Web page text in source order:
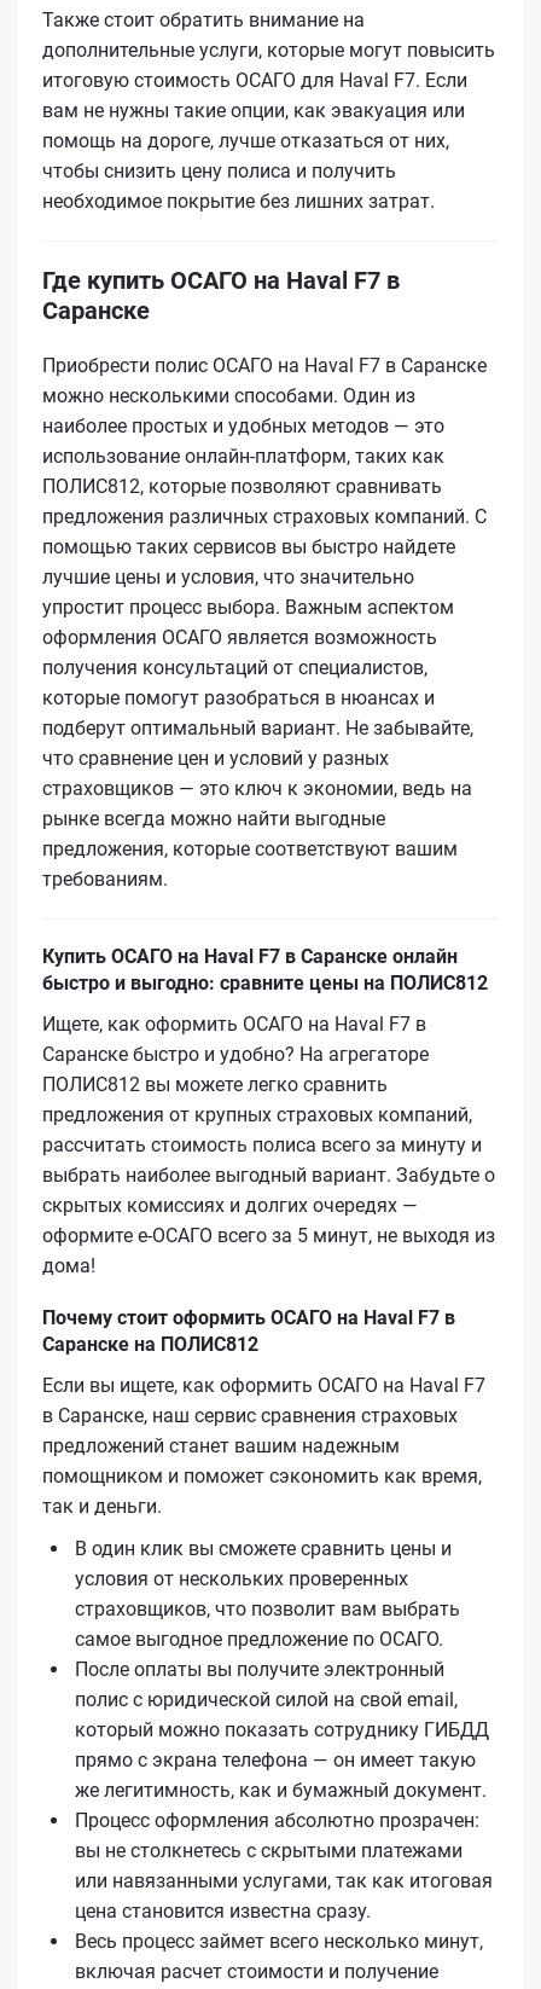
Также стоит обратить внимание на
дополнительные услуги, которые могут повысить
итоговую стоимость ОСАГО для Haval F7. Если
вам не нужны такие опции, как эвакуация или
помощь на дороге, лучше отказаться от них,
чтобы снизить цену полиса и получить
необходимое покрытие без лишних затрат.
Где купить ОСАГО на Haval F7 в
Саранске
Приобрести полис ОСАГО на Haval F7 в Саранске
можно несколькими способами. Один из
наиболее простых и удобных методов — это
использование онлайн-платформ, таких как
ПОЛИС812, которые позволяют сравнивать
предложения различных страховых компаний. С
помощью таких сервисов вы быстро найдете
лучшие цены и условия, что значительно
упростит процесс выбора. Важным аспектом
оформления ОСАГО является возможность
получения консультаций от специалистов,
которые помогут разобраться в нюансах и
подберут оптимальный вариант. Не забывайте,
что сравнение цен и условий у разных
страховщиков — это ключ к экономии, ведь на
рынке всегда можно найти выгодные
предложения, которые соответствуют вашим
требованиям.
Купить ОСАГО на Haval F7 в Саранске онлайн
быстро и выгодно: сравните цены на ПОЛИС812
Ищете, как оформить ОСАГО на Haval F7 в
Саранске быстро и удобно? На агрегаторе
ПОЛИС812 вы можете легко сравнить
предложения от крупных страховых компаний,
рассчитать стоимость полиса всего за минуту и
выбрать наиболее выгодный вариант. Забудьте о
скрытых комиссиях и долгих очередях —
оформите е‑ОСАГО всего за 5 минут, не выходя из
дома!
Почему стоит оформить ОСАГО на Haval F7 в
Саранске на ПОЛИС812
Если вы ищете, как оформить ОСАГО на Haval F7
в Саранске, наш сервис сравнения страховых
предложений станет вашим надежным
помощником и поможет сэкономить как время,
так и деньги.
В один клик вы сможете сравнить цены и
условия от нескольких проверенных
страховщиков, что позволит вам выбрать
самое выгодное предложение по ОСАГО.
После оплаты вы получите электронный
полис с юридической силой на свой email,
который можно показать сотруднику ГИБДД
прямо с экрана телефона — он имеет такую
же легитимность, как и бумажный документ.
Процесс оформления абсолютно прозрачен:
вы не столкнетесь с скрытыми платежами
или навязанными услугами, так как итоговая
цена становится известна сразу.
Весь процесс займет всего несколько минут,
включая расчет стоимости и получение